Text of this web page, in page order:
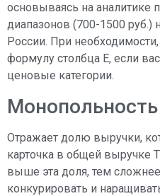
основываясь на аналитике
диапазонов (700-1500 руб.)
России. При
формулу столбца Е, если
ценовые категории.
Отражает долю выручки,
карточка в общей выручке
выше эта доля, тем
конкурировать и